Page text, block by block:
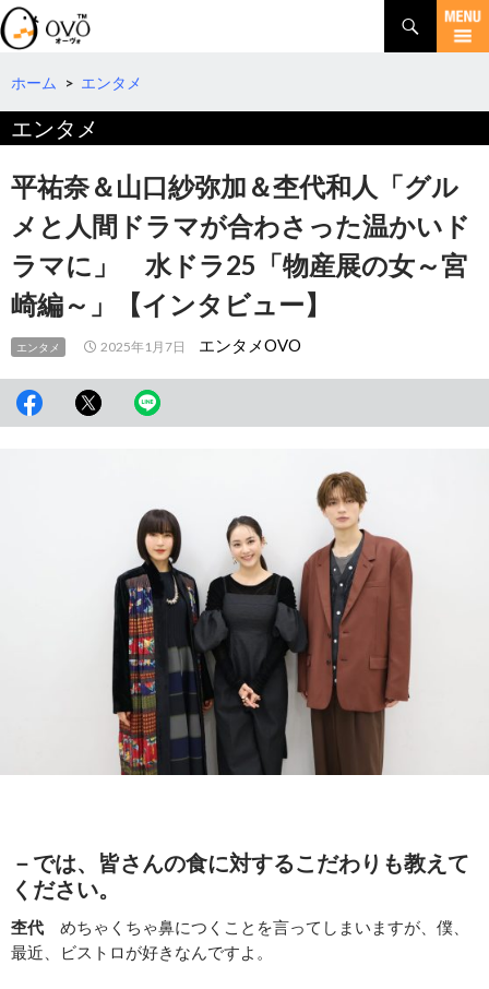
検
索
コ
テ
へ
移
ホーム > エンタメ
エンタメ
平祐奈＆山口紗弥加＆杢代和人「グル
メと人間ドラマが合わさった温かいド
ラマに」 水ドラ25「物産展の女～宮
崎編～」【インタビュー】
エンタメ 2025年1月7日 エンタメOVO
－では、皆さんの食に対するこだわりも教えて
ください。
杢代 めちゃくちゃ鼻につくことを言ってしまいますが、僕、
最近、ビストロが好きなんですよ。